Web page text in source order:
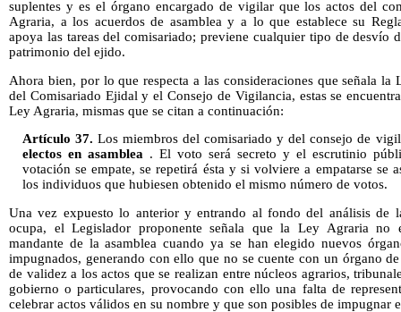
suplentes y es el órgano encargado de vigilar que los actos del
Agraria, a los acuerdos de asamblea y a lo que establece su
apoya las tareas del comisariado; previene cualquier tipo de
patrimonio del ejido.
Ahora bien, por lo que respecta a las consideraciones que señala
del Comisariado Ejidal y el Consejo de Vigilancia, estas se
Ley Agraria, mismas que se citan a continuación:
Artículo 37. Los miembros del comisariado y del consejo de
electos en asamblea. El voto será secreto y el escrutinio
votación se empate, se repetirá ésta y si volviere a empatarse se
los individuos que hubiesen obtenido el mismo número de votos.
Una vez expuesto lo anterior y entrando al fondo del análisis de
ocupa, el Legislador proponente señala que la Ley Agraria no
mandante de la asamblea cuando ya se han elegido nuevos
impugnados, generando con ello que no se cuente con un órgano
de validez a los actos que se realizan entre núcleos agrarios,
gobierno o particulares, provocando con ello una falta de
celebrar actos válidos en su nombre y que son posibles de impugnar